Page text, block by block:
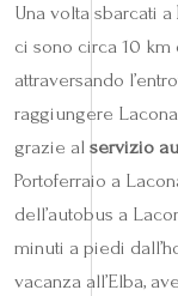
Una volta sbarcati a
ci sono circa 10 km
attraversando
raggiungere
grazie al servizio
Portoferraio a
dell’autobus a
minuti a piedi
vacanza all’Elba,